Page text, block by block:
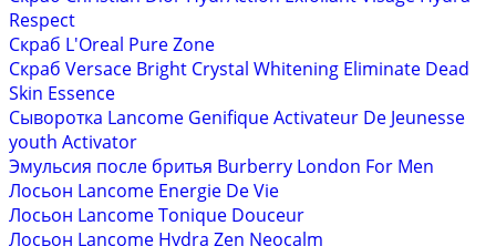
Respect
Скраб L'Oreal Pure Zone
Скраб Versace Bright Crystal Whitening Eliminate Dead
Skin Essence
Сыворотка Lancome Genifique Activateur De Jeunesse
youth Activator
Эмульсия после бритья Burberry London For Men
Лосьон Lancome Energie De Vie
Лосьон Lancome Tonique Douceur
Лосьон Lancome Hydra Zen Neocalm